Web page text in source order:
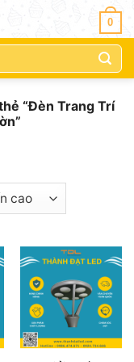
0
“Đèn Trang Trí